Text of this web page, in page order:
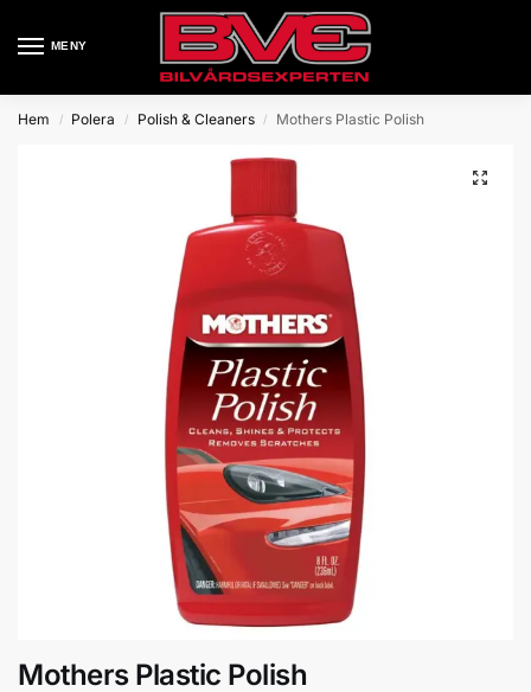
MENY
Hem / Polera / Polish & Cleaners / Mothers Plastic Polish
Mothers Plastic Polish